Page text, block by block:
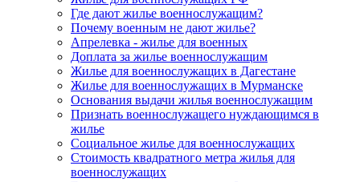
Где дают жилье военнослужащим?
Почему военным не дают жилье?
Апрелевка - жилье для военных
Доплата за жилье военнослужащим
Жилье для военнослужащих в Дагестане
Жилье для военнослужащих в Мурманске
Основания выдачи жилья военнослужащим
Признать военнослужащего нуждающимся в
жилье
Социальное жилье для военнослужащих
Стоимость квадратного метра жилья для
военнослужащих